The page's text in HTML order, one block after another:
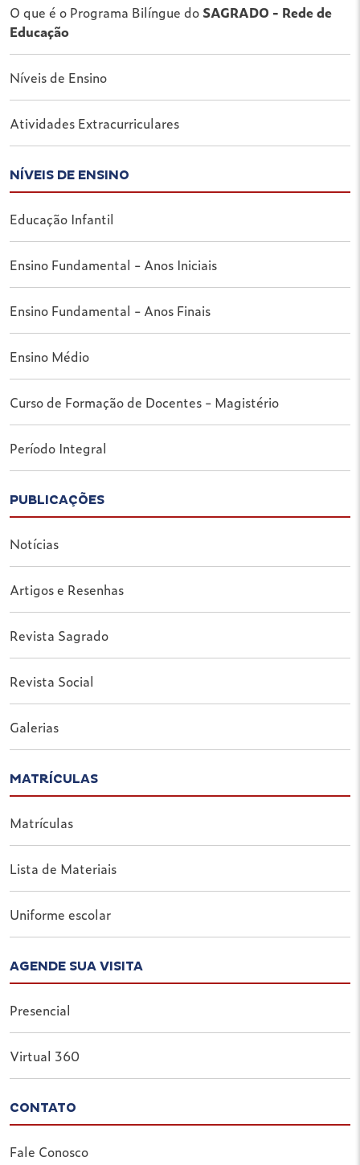
O que é o Programa Bilíngue do SAGRADO - Rede de
Educação
Níveis de Ensino
Atividades Extracurriculares
NÍVEIS DE ENSINO
Educação Infantil
Ensino Fundamental - Anos Iniciais
Ensino Fundamental - Anos Finais
Ensino Médio
Curso de Formação de Docentes - Magistério
Período Integral
PUBLICAÇÕES
Notícias
Artigos e Resenhas
Revista Sagrado
Revista Social
Galerias
MATRÍCULAS
Matrículas
Lista de Materiais
Uniforme escolar
AGENDE SUA VISITA
Presencial
Virtual 360
CONTATO
Fale Conosco